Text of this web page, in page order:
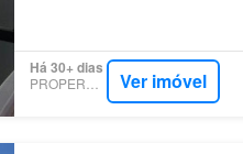
Há 30+ dias
Ver imóvel